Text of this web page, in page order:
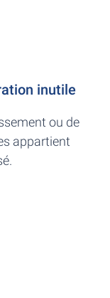
inutile
ou de
appartient